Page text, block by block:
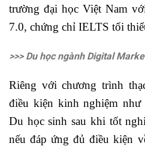
trường đại học Việt Nam
7.0, chứng chỉ IELTS tối
>>> Du học ngành Digital
Riêng với chương trình
điều kiện kinh nghiệm như
Du học sinh sau khi tốt
nếu đáp ứng đủ điều kiện